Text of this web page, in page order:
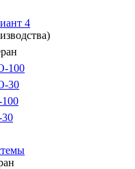
4
100
30